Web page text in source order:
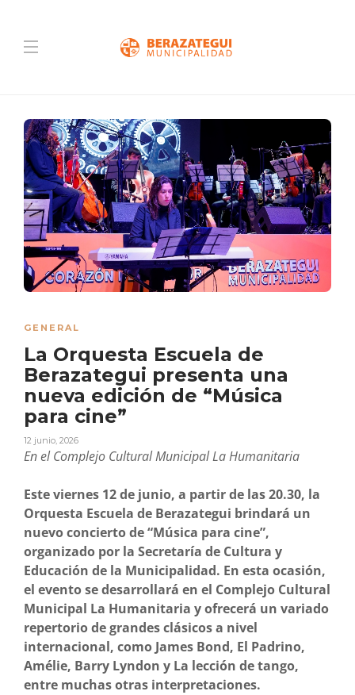
GENERAL
La Orquesta Escuela de
Berazategui presenta una
nueva edición de “Música
para cine”
12 junio, 2026
En el Complejo Cultural Municipal La Humanitaria
Este viernes 12 de junio, a partir de las 20.30, la
Orquesta Escuela de Berazategui brindará un
nuevo concierto de “Música para cine”,
organizado por la Secretaría de Cultura y
Educación de la Municipalidad. En esta ocasión,
el evento se desarrollará en el Complejo Cultural
Municipal La Humanitaria y ofrecerá un variado
repertorio de grandes clásicos a nivel
internacional, como James Bond, El Padrino,
Amélie, Barry Lyndon y La lección de tango,
entre muchas otras interpretaciones.